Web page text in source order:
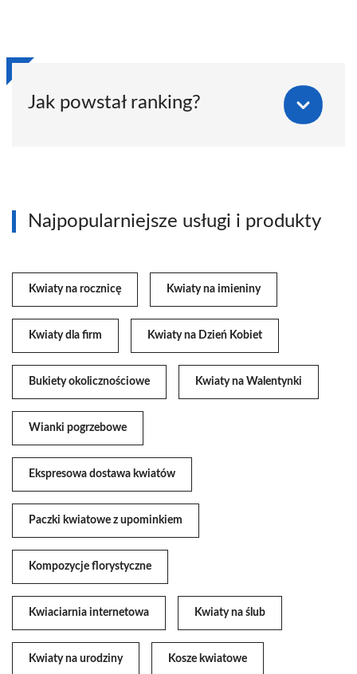
Jak powstał ranking?
Najpopularniejsze usługi i produkty
Kwiaty na rocznicę Kwiaty na imieniny
Kwiaty dla firm Kwiaty na Dzień Kobiet
Bukiety okolicznościowe Kwiaty na Walentynki
Wianki pogrzebowe
Ekspresowa dostawa kwiatów
Paczki kwiatowe z upominkiem
Kompozycje florystyczne
Kwiaciarnia internetowa Kwiaty na ślub
Kwiaty na urodziny Kosze kwiatowe